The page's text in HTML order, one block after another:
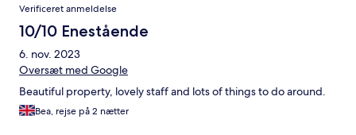
Verificeret anmeldelse
10/10 Enestående
6. nov. 2023
Oversæt med Google
Beautiful property, lovely staff and lots of things to do around.
Bea, rejse på 2 nætter